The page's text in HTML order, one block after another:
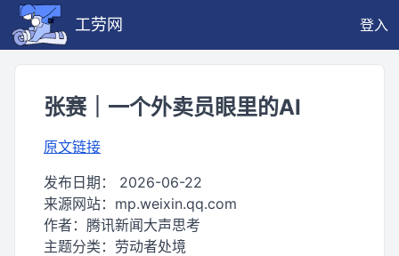
工劳网 登入
张赛｜一个外卖员眼里的AI
原文链接
发布日期： 2026-06-22
来源网站： mp.weixin.qq.com
作者： 腾讯新闻大声思考
主题分类： 劳动者处境